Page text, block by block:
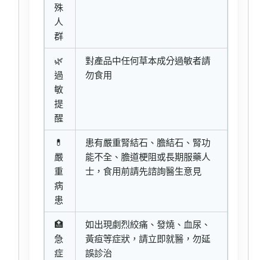
殊
人
群
🌿
過
敏
提
醒
對產品中任何草本成分過敏者請
勿食用
💊
嚴
重
病
患
患有嚴重腎結石、膽結石、腎功
能不全、膽道梗阻或長期服藥人
士，食用前請先諮詢醫生意見
🏥
急
症
如出現劇烈絞痛、發燒、血尿、
黃疸等症狀，請立即就醫，勿延
誤診治